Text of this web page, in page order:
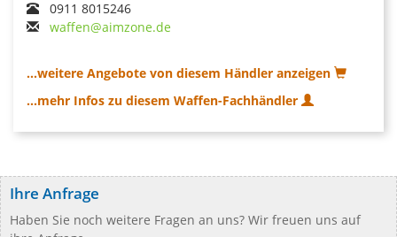
0911 8015246
waffen@aimzone.de
...weitere Angebote von diesem Händler anzeigen
...mehr Infos zu diesem Waffen-Fachhändler
Ihre Anfrage
Haben Sie noch weitere Fragen an uns? Wir freuen uns auf